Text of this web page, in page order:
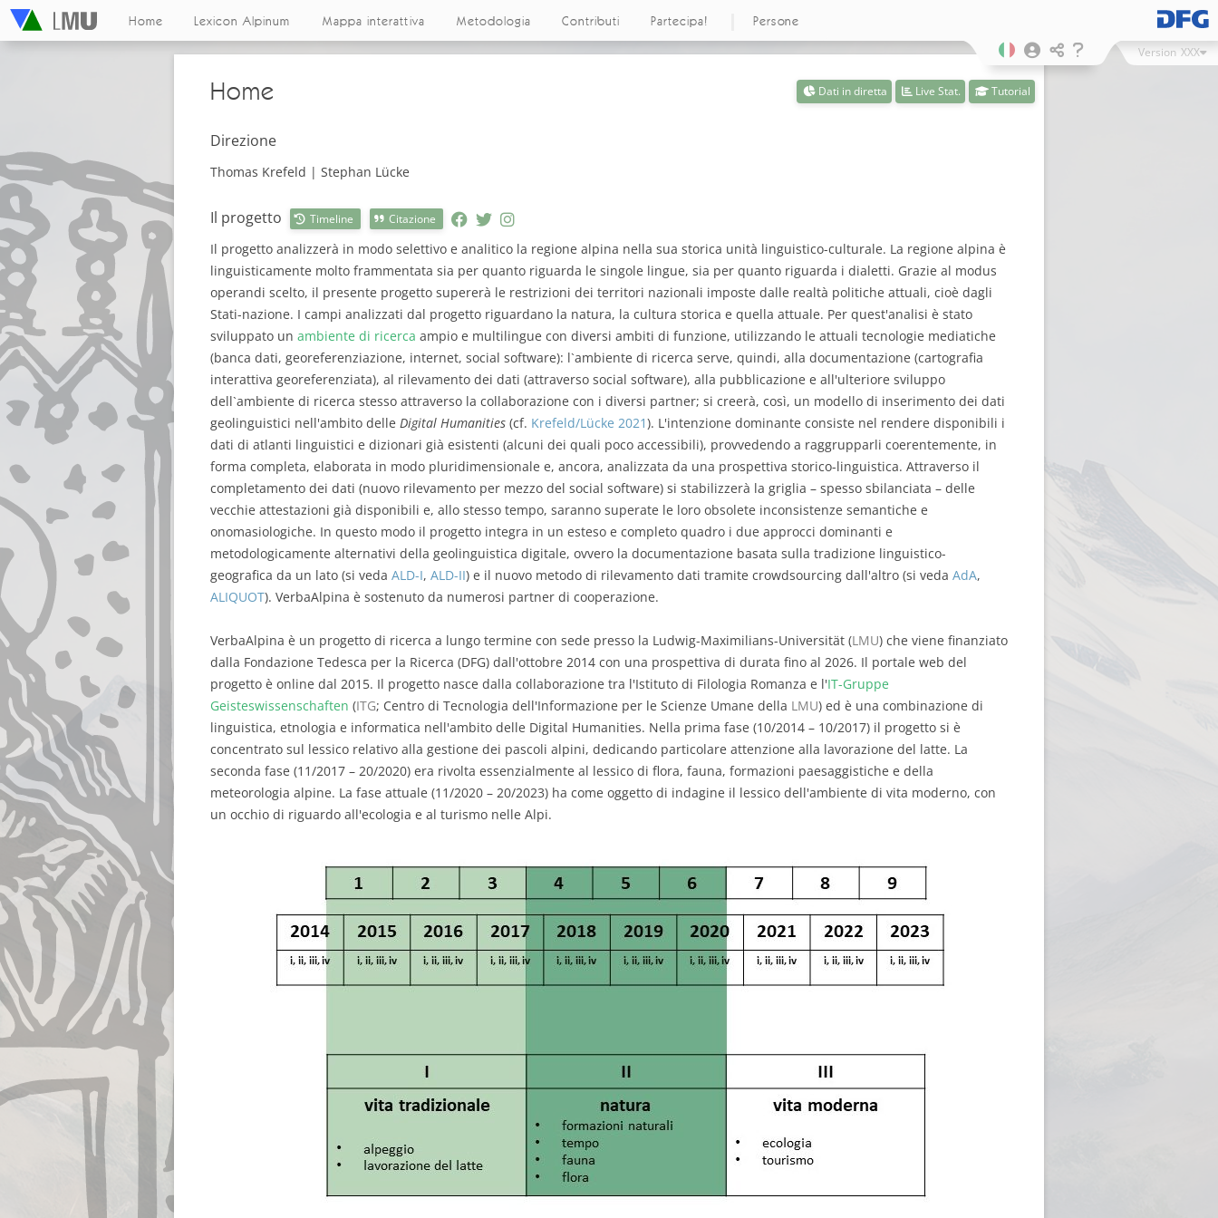
Home Lexicon Alpinum Mappa interattiva Metodologia Contributi Partecipa! Persone
Version XXX
Home Dati in diretta Live Stat. Tutorial
Direzione
Thomas Krefeld | Stephan Lücke
Il progetto Timeline Citazione
Il progetto analizzerà in modo selettivo e analitico la regione alpina nella sua storica unità linguistico-culturale. La regione alpina è
linguisticamente molto frammentata sia per quanto riguarda le singole lingue, sia per quanto riguarda i dialetti. Grazie al modus
operandi scelto, il presente progetto supererà le restrizioni dei territori nazionali imposte dalle realtà politiche attuali, cioè dagli
Stati-nazione. I campi analizzati dal progetto riguardano la natura, la cultura storica e quella attuale. Per quest'analisi è stato
sviluppato un ambiente di ricerca ampio e multilingue con diversi ambiti di funzione, utilizzando le attuali tecnologie mediatiche
(banca dati, georeferenziazione, internet, social software): l`ambiente di ricerca serve, quindi, alla documentazione (cartografia
interattiva georeferenziata), al rilevamento dei dati (attraverso social software), alla pubblicazione e all'ulteriore sviluppo
dell`ambiente di ricerca stesso attraverso la collaborazione con i diversi partner; si creerà, così, un modello di inserimento dei dati
geolinguistici nell'ambito delle Digital Humanities (cf. Krefeld/Lücke 2021). L'intenzione dominante consiste nel rendere disponibili i
dati di atlanti linguistici e dizionari già esistenti (alcuni dei quali poco accessibili), provvedendo a raggrupparli coerentemente, in
forma completa, elaborata in modo pluridimensionale e, ancora, analizzata da una prospettiva storico-linguistica. Attraverso il
completamento dei dati (nuovo rilevamento per mezzo del social software) si stabilizzerà la griglia – spesso sbilanciata – delle
vecchie attestazioni già disponibili e, allo stesso tempo, saranno superate le loro obsolete inconsistenze semantiche e
onomasiologiche. In questo modo il progetto integra in un esteso e completo quadro i due approcci dominanti e
metodologicamente alternativi della geolinguistica digitale, ovvero la documentazione basata sulla tradizione linguistico-
geografica da un lato (si veda ALD-I, ALD-II) e il nuovo metodo di rilevamento dati tramite crowdsourcing dall'altro (si veda AdA,
ALIQUOT). VerbaAlpina è sostenuto da numerosi partner di cooperazione.
VerbaAlpina è un progetto di ricerca a lungo termine con sede presso la Ludwig-Maximilians-Universität (LMU) che viene finanziato
dalla Fondazione Tedesca per la Ricerca (DFG) dall'ottobre 2014 con una prospettiva di durata fino al 2026. Il portale web del
progetto è online dal 2015. Il progetto nasce dalla collaborazione tra l'Istituto di Filologia Romanza e l'IT-Gruppe
Geisteswissenschaften (ITG; Centro di Tecnologia dell'Informazione per le Scienze Umane della LMU) ed è una combinazione di
linguistica, etnologia e informatica nell'ambito delle Digital Humanities. Nella prima fase (10/2014 – 10/2017) il progetto si è
concentrato sul lessico relativo alla gestione dei pascoli alpini, dedicando particolare attenzione alla lavorazione del latte. La
seconda fase (11/2017 – 20/2020) era rivolta essenzialmente al lessico di flora, fauna, formazioni paesaggistiche e della
meteorologia alpine. La fase attuale (11/2020 – 20/2023) ha come oggetto di indagine il lessico dell'ambiente di vita moderno, con
un occhio di riguardo all'ecologia e al turismo nelle Alpi.